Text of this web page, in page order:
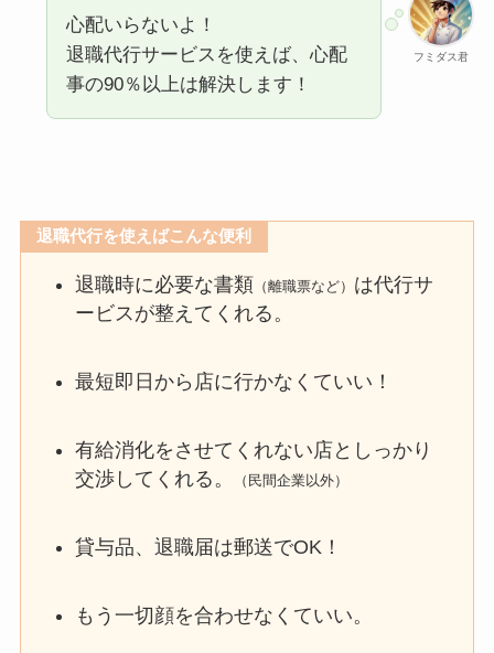
フミダス君
心配いらないよ！
退職代行サービスを使えば、心配
事の90％以上は解決します！
退職代行を使えばこんな便利
退職時に必要な書類 （離職票など） は代行サ
ービスが整えてくれる。
最短即日から店に行かなくていい！
有給消化をさせてくれない店としっかり
交渉してくれる。
（民間企業以外）
貸与品、退職届は郵送でOK！
もう一切顔を合わせなくていい。